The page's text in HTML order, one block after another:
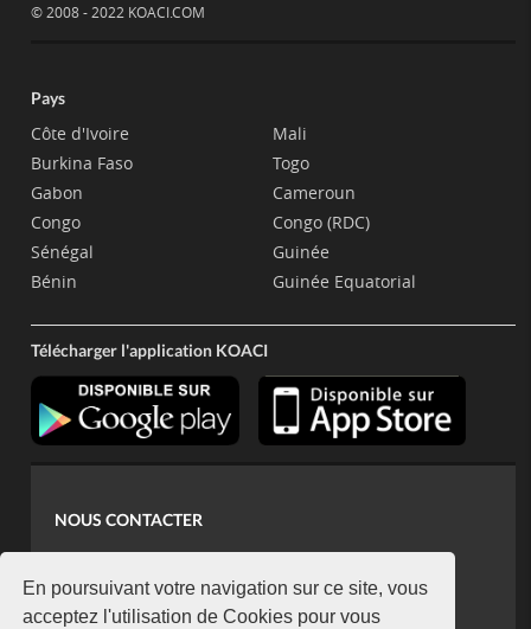
En poursuivant votre navigation sur ce site, vous
acceptez l'utilisation de Cookies pour vous
© 2008 - 2022 KOACI.COM
Pays
Côte d'Ivoire
Burkina Faso
Gabon
Congo
Sénégal
Bénin
Mali
Togo
Cameroun
Congo (RDC)
Guinée
Guinée Equatorial
Télécharger l'application KOACI
NOUS CONTACTER
koaci@yahoo.fr
+225 07 08 85 52 93